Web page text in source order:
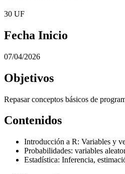
30 UF
Fecha Inicio
07/04/2026
Objetivos
Repasar conceptos básicos de
Contenidos
Introducción a R: Variables y
Probabilidades: variables
Estadística: Inferencia,